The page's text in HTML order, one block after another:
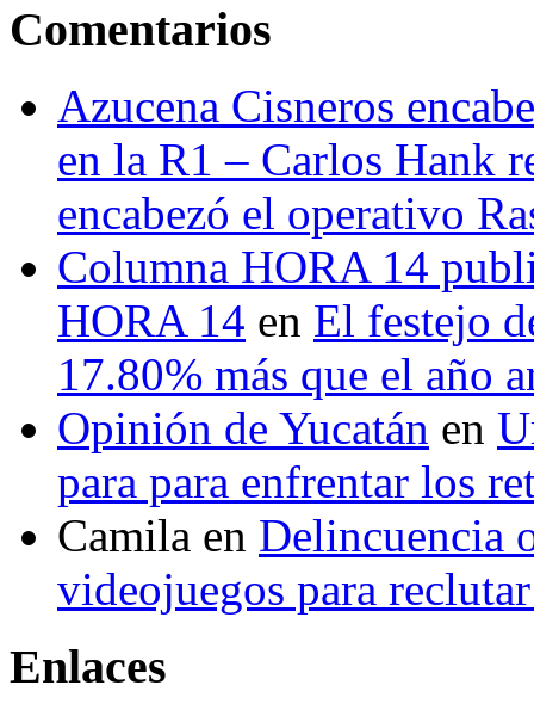
Comentarios
Azucena Cisneros
en la R1 – Carlos Hank
encabezó el operativo
Columna HORA 14
HORA 14 en El festejo
17.80% más que el año
Opinión de Yucatán en
para para enfrentar los
Camila en Delincuencia
videojuegos para
Enlaces